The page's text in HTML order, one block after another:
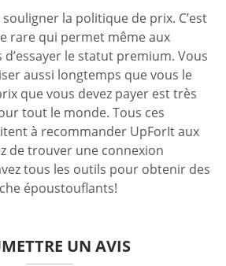
la politique de prix. C’est
rare qui permet même aux
le statut premium. Vous
aussi longtemps que vous le
que vous devez payer est très
tout le monde. Tous ces
à recommander UpForIt aux
de trouver une connexion
tous les outils pour obtenir des
époustouflants!
UN AVIS